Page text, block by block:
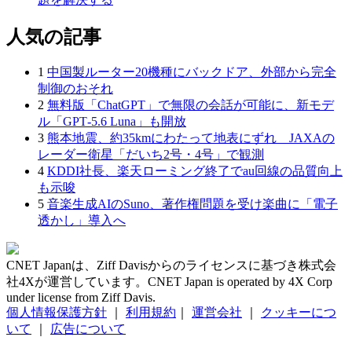
人気の記事
1 中国製ルーター20機種にバックドア、外部から完全
制御のおそれ
2 無料版「ChatGPT」で無限の会話が可能に、新モデ
ル「GPT‑5.6 Luna」も開放
3 熊本地震、約35kmにわたって地表にずれ JAXAの
レーダー衛星「だいち2号・4号」で観測
4 KDDI社長、楽天ローミング終了でau回線の品質向上
も示唆
5 音楽生成AIのSuno、著作権問題を受け楽曲に「電子
透かし」導入へ
CNET Japanは、Ziff Davisからのライセンスに基づき株式会
社4Xが運営しています。CNET Japan is operated by 4X Corp
under license from Ziff Davis.
個人情報保護方針
利用規約 運営会社
クッキーにつ
いて
広告について